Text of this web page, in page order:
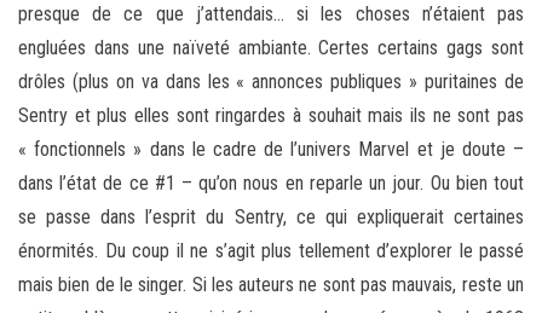
presque de ce que j’attendais… si les choses n’étaient pas
engluées dans une naïveté ambiante. Certes certains gags sont
drôles (plus on va dans les « annonces publiques » puritaines de
Sentry et plus elles sont ringardes à souhait mais ils ne sont pas
« fonctionnels » dans le cadre de l’univers Marvel et je doute –
dans l’état de ce #1 – qu’on nous en reparle un jour. Ou bien tout
se passe dans l’esprit du Sentry, ce qui expliquerait certaines
énormités. Du coup il ne s’agit plus tellement d’explorer le passé
mais bien de le singer. Si les auteurs ne sont pas mauvais, reste un